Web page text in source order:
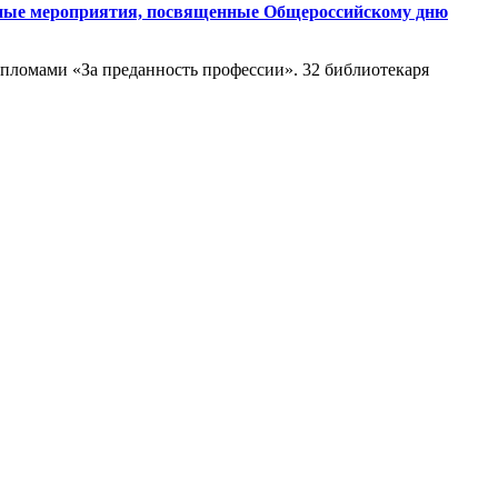
мероприятия, посвященные Общероссийскому дню
«За преданность профессии». 32 библиотекаря